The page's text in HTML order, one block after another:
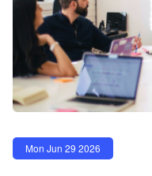
Mon Jun 29 2026